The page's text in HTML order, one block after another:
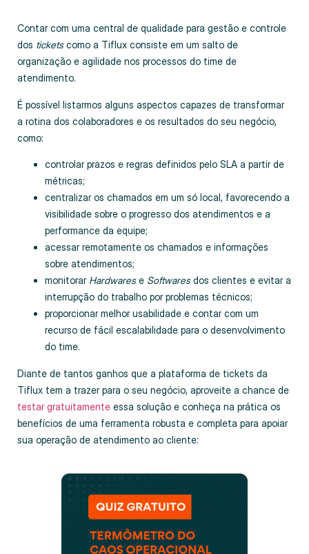
Contar com uma central de qualidade para gestão e controle
dos ticketscomo a Tiflux consiste em um salto de
organização e agilidade nos processos do time de
atendimento.
É possível listarmos alguns aspectos capazes de transformar
a rotina dos colaboradores e os resultados do seu negócio,
como:
controlar prazos e regras definidos pelo SLA a partir de
métricas;
centralizar os chamados em um só local, favorecendo a
visibilidade sobre o progresso dos atendimentos e a
performance da equipe;
acessar remotamente os chamados e informações
sobre atendimentos;
monitorar Hardwarese Softwaresdos clientes e evitar a
interrupção do trabalho por problemas técnicos;
proporcionar melhor usabilidade e contar com um
recurso de fácil escalabilidade para o desenvolvimento
do time.
Diante de tantos ganhos que a plataforma de tickets da
Tiflux tem a trazer para o seu negócio, aproveite a chance de
testar gratuitamente essa solução e conheça na prática os
benefícios de uma ferramenta robusta e completa para apoiar
sua operação de atendimento ao cliente: